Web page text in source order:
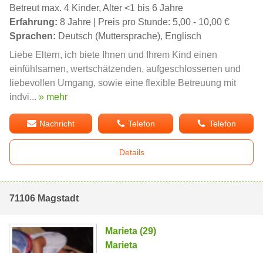
Betreut max. 4 Kinder, Alter <1 bis 6 Jahre
Erfahrung: 8 Jahre | Preis pro Stunde: 5,00 - 10,00 €
Sprachen: Deutsch (Muttersprache), Englisch
Liebe Eltern, ich biete Ihnen und Ihrem Kind einen
einfühlsamen, wertschätzenden, aufgeschlossenen und
liebevollen Umgang, sowie eine flexible Betreuung mit
indvi... » mehr
Nachricht Telefon Telefon
Details
71106 Magstadt
Marieta (29)
Marieta